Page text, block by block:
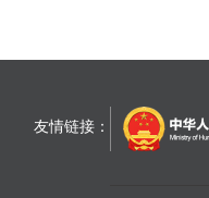
友情链接：